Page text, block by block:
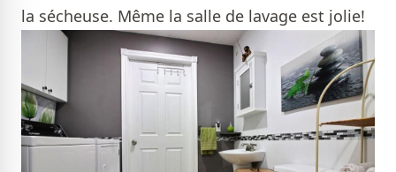
la sécheuse. Même la salle de lavage est jolie!